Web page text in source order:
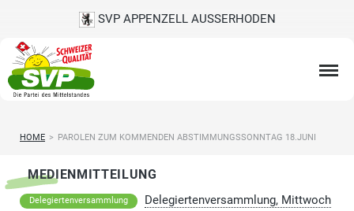
SVP APPENZELL AUSSERHODEN
HOME > PAROLEN ZUM KOMMENDEN ABSTIMMUNGSSONNTAG 18.JUNI
MEDIENMITTEILUNG
Delegiertenversammlung
Delegiertenversammlung, Mittwoch